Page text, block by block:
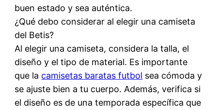
buen estado y sea auténtica.
¿Qué debo considerar al elegir una camiseta
del Betis?
Al elegir una camiseta, considera la talla, el
diseño y el tipo de material. Es importante
que la camisetas baratas futbol sea cómoda y
se ajuste bien a tu cuerpo. Además, verifica si
el diseño es de una temporada específica que